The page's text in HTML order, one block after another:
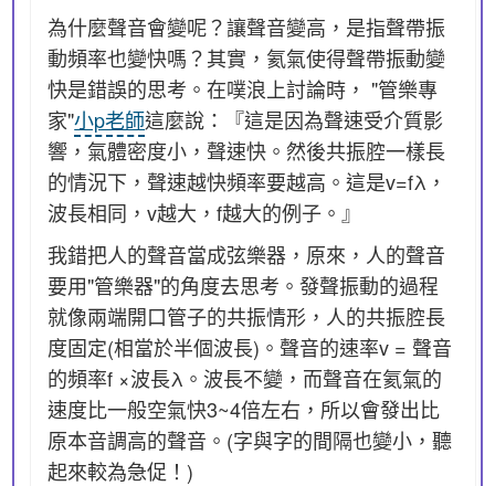
為什麼聲音會變呢？讓聲音變高，是指聲帶振
動頻率也變快嗎？其實，氦氣使得聲帶振動變
快是錯誤的思考。在噗浪上討論時， "管樂專
家"小p老師這麼說：『這是因為聲速受介質影
響，氣體密度小，聲速快。然後共振腔一樣長
的情況下，聲速越快頻率要越高。這是v=fλ，
波長相同，v越大，f越大的例子。』
我錯把人的聲音當成弦樂器，原來，人的聲音
要用"管樂器"的角度去思考。發聲振動的過程
就像兩端開口管子的共振情形，人的共振腔長
度固定(相當於半個波長)。聲音的速率v = 聲音
的頻率f ×波長λ。波長不變，而聲音在氦氣的
速度比一般空氣快3~4倍左右，所以會發出比
原本音調高的聲音。(字與字的間隔也變小，聽
起來較為急促！)